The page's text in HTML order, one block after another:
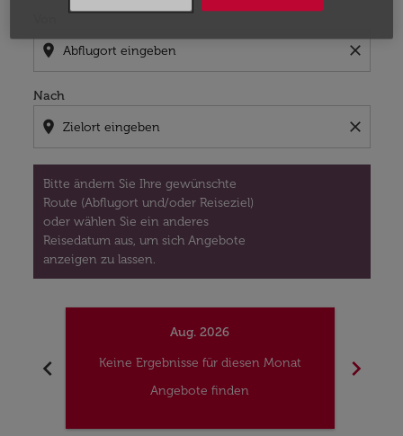
location_on close
Nach
location_on close
Bitte ändern Sie Ihre gewünschte
Route (Abflugort und/oder Reiseziel)
oder wählen Sie ein anderes
Reisedatum aus, um sich Angebote
anzeigen zu lassen.
chevron_left
Aug. 2026
Keine Ergebnisse für diesen Monat
Angebote finden
chevron_right